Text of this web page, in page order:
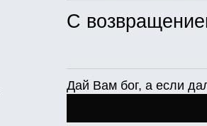
С
Дай Вам бог, а если